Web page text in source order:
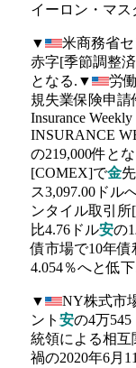
イーロン・マ
▼ 米商務省
赤字[季節調整
となる.▼
労
規失業保険申請
Insurance
INSURANCE
の219,000件と
[COMEX]で金
ス3,097.00ドル
ンタイル取引
比4.76ドル安の
債市場で10年債
4.054％へと低
▼ NY株式市
ント 安の4万
統領による相互
禍の2020年6月